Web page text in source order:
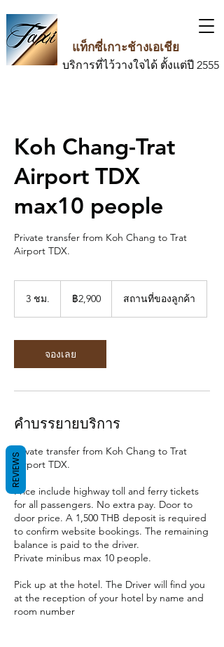
แท็กซี่เกาะช้างเอเชีย
บริการที่ไว้วางใจได้ ตั้งแต่ปี 2555
Koh Chang-Trat
Airport TDX
max10 people
Private transfer from Koh Chang to Trat
Airport TDX.
3 ชม.
.
บาท
ไทย฿2,900 สถานที่ของลูกค้า
จองเลย
คำบรรยายบริการ
Private transfer from Koh Chang to Trat
Airport TDX.
Price include highway toll and ferry tickets
for all passengers. No extra pay. Door to
door price. A 1,500 THB deposit is required
to confirm website bookings. The remaining
balance is paid to the driver.
Private minibus max 10 people.
Pick up at the hotel. The Driver will find you
at the reception of your hotel by name and
room number
REVIEWS